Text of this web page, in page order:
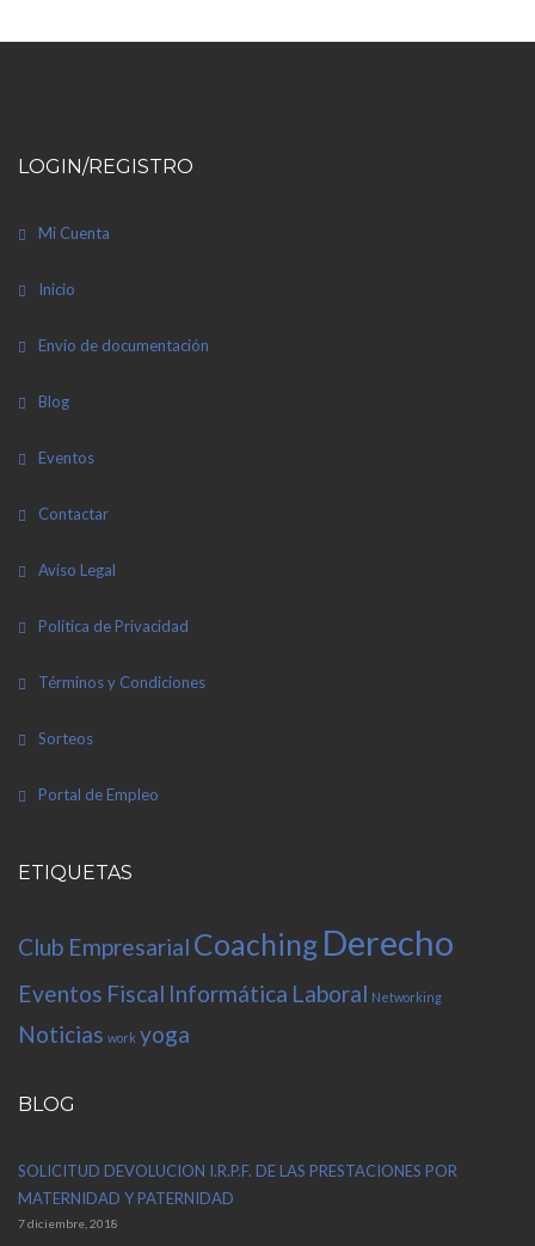
LOGIN/REGISTRO
Mi Cuenta
Inicio
Envío de documentación
Blog
Eventos
Contactar
Aviso Legal
Política de Privacidad
Términos y Condiciones
Sorteos
Portal de Empleo
ETIQUETAS
Club Empresarial Coaching Derecho
Eventos Fiscal Informática Laboral Networking
Noticias work yoga
BLOG
SOLICITUD DEVOLUCION I.R.P.F. DE LAS PRESTACIONES POR
MATERNIDAD Y PATERNIDAD
7 diciembre, 2018